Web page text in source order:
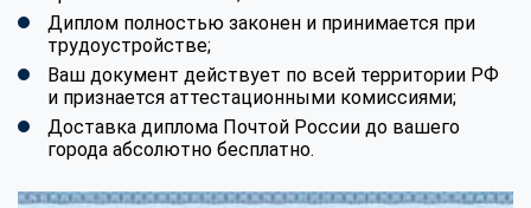
Диплом полностью законен и принимается при
трудоустройстве;
Ваш документ действует по всей территории РФ
и признается аттестационными комиссиями;
Доставка диплома Почтой России до вашего
города абсолютно бесплатно.